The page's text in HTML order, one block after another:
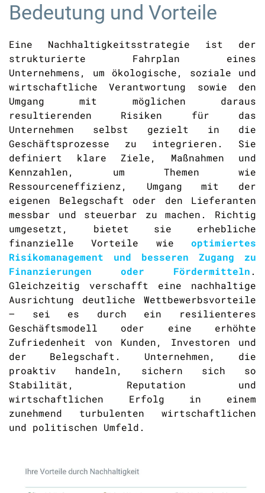
Bedeutung und Vorteile
Eine Nachhaltigkeitsstrategie ist der
strukturierte Fahrplan eines
Unternehmens, um ökologische, soziale und
wirtschaftliche Verantwortung sowie den
Umgang mit möglichen daraus
resultierenden Risiken für das
Unternehmen selbst gezielt in die
Geschäftsprozesse zu integrieren. Sie
definiert klare Ziele, Maßnahmen und
Kennzahlen, um Themen wie
Ressourceneffizienz, Umgang mit der
eigenen Belegschaft oder den Lieferanten
messbar und steuerbar zu machen. Richtig
umgesetzt, bietet sie erhebliche
finanzielle Vorteile wie optimiertes
Risikomanagement und besseren Zugang zu
Finanzierungen oder Fördermitteln .
Gleichzeitig verschafft eine nachhaltige
Ausrichtung deutliche Wettbewerbsvorteile
– sei es durch ein resilienteres
Geschäftsmodell oder eine erhöhte
Zufriedenheit von Kunden, Investoren und
der Belegschaft. Unternehmen, die
proaktiv handeln, sichern sich so
Stabilität, Reputation und
wirtschaftlichen Erfolg in einem
zunehmend turbulenten wirtschaftlichen
und politischen Umfeld.